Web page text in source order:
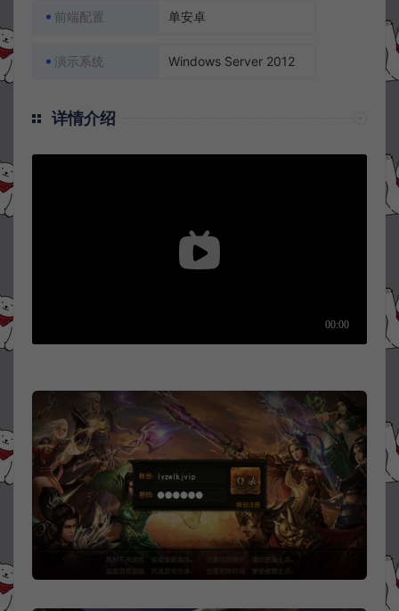
前端配置 单安卓
演示系统 Windows Server 2012
详情介绍